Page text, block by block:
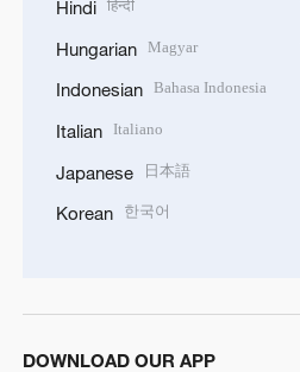
Hindi हिन्दी
Hungarian Magyar
Indonesian Bahasa Indonesia
Italian Italiano
Japanese 日本語
Korean 한국어
DOWNLOAD OUR APP